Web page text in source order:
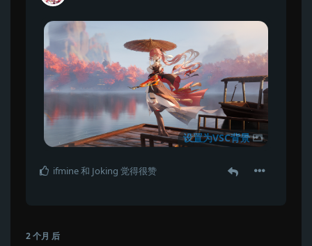
设置为VSC背景
ifmine和 Joking 觉得很赞
2 个月 后